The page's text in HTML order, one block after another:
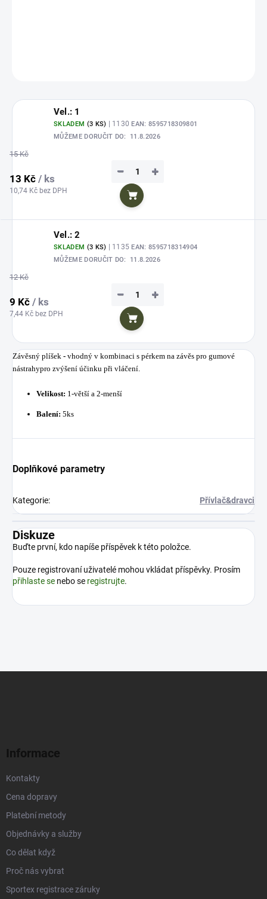
Vel.: 1
SKLADEM (3 KS) | 1130EAN: 8595718309801
MŮŽEME DORUČIT DO:
11.8.2026
15 Kč
13 Kč / ks
10,74 Kč bez DPH
+
−
Do košíku
Vel.: 2
SKLADEM (3 KS) | 1135EAN: 8595718314904
MŮŽEME DORUČIT DO:
11.8.2026
12 Kč
9 Kč / ks
7,44 Kč bez DPH
+
−
Do košíku
Závěsný plíšek - vhodný v kombinaci s pérkem na závěs pro gumové
nástrahypro zvýšení účinku při vláčení.
Velikost: 1-větší a 2-menší
Balení: 5ks
Doplňkové parametry
Kategorie: Přívlač&dravci
Diskuze
Buďte první, kdo napíše příspěvek k této položce.
Pouze registrovaní uživatelé mohou vkládat příspěvky. Prosím
přihlaste se nebo se registrujte.
Informace
Kontakty
Cena dopravy
Platební metody
Objednávky a služby
Co dělat když
Proč nás vybrat
Sportex registrace záruky